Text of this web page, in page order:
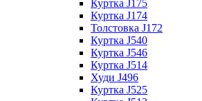
Куртка J175
Куртка J174
Толстовка J172
Куртка J540
Куртка J546
Куртка J514
Худи J496
Куртка J525